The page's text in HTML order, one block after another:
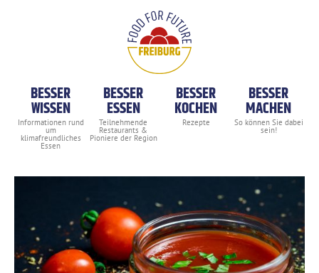
BESSER
WISSEN
BESSER
ESSEN
BESSER
KOCHEN
BESSER
MACHEN
BBQ-Marinade Kansas Style